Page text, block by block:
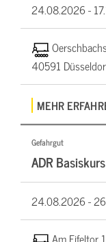
24.08.2026 -
40591
MEHR
Gefahrgut
ADR
24.08.2026 -
Am Eifeltor